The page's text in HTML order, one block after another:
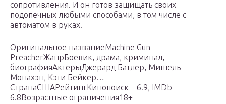
сопротивления. И он готов защищать своих
подопечных любыми способами, в том числе с
автоматом в руках.
Оригинальное названиеMachine Gun
PreacherЖанрБоевик, драма, криминал,
биографияАктерыДжерард Батлер, Мишель
Монахэн, Кэти Бейкер…
СтранаСШАРейтингКинопоиск – 6.9, IMDb –
6.8Возрастные ограничения18+